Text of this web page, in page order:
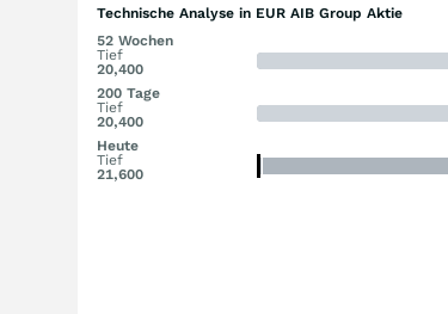
Technische Analyse in EUR AIB Group Aktie
52 Wochen
Tief
20,400
200 Tage
Tief
20,400
Heute
Tief
21,600